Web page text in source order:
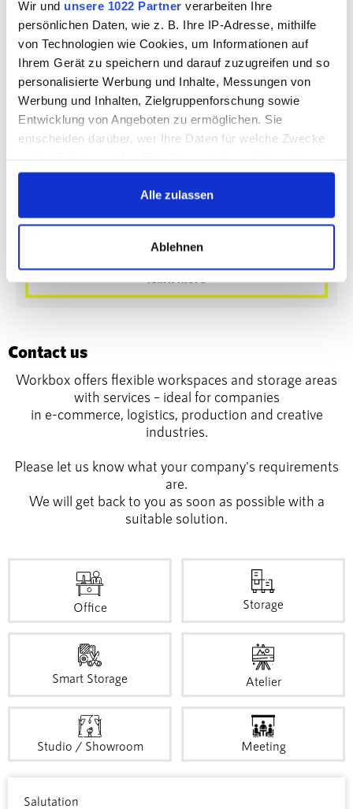
Wir und unsere 1022 Partner verarbeiten Ihre
persönlichen Daten, wie z. B. Ihre IP-Adresse, mithilfe
von Technologien wie Cookies, um Informationen auf
Ihrem Gerät zu speichern und darauf zuzugreifen und so
personalisierte Werbung und Inhalte, Messungen von
Werbung und Inhalten, Zielgruppenforschung sowie
Entwicklung von Angeboten zu ermöglichen. Sie
entscheiden darüber, wer Ihre Daten für welche Zwecke
Cookie-Erklärung oder durch Klicken auf das Privacy
Trigger Symbol ändern oder widerrufen
Informationen über Ihre geografische Lage
erfassen, welche bis auf einige Meter genau sein
können
Erfahren Sie mehr darüber, wie Ihre persönlichen Daten
verarbeitet werden, und legen Sie Ihre Präferenzen im
Abschnitt Einzelheiten
fest.
Wir verwenden Cookies, um Inhalte und Anzeigen zu
zu können und die Zugriffe auf unsere Website zu
analysieren. Außerdem geben wir Informationen zu Ihrer
Verwendung unserer Website an unsere Partner für
soziale Medien, Werbung und Analysen weiter. Unsere
weiteren Daten zusammen, die Sie ihnen bereitgestellt
haben oder die sie im Rahmen Ihrer Nutzung der Dienste
gesammelt haben.
Alle zulassen
Ablehnen
Reinickendorf
Triftstraße 37
13509 Berlin
€215,00per month
Storage & Atelier Space from:
€79,00per month
Inquire
Contact us
Workbox offers flexible workspaces and storage areas
with services – ideal for companies
in e-commerce, logistics, production and creative
industries.
Please let us know what your company's requirements
are.
We will get back to you as soon as possible with a
suitable solution.
Office Storage
Smart Storage Atelier
Studio / Showroom Meeting
Salutation